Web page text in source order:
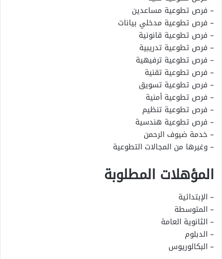
– فرص تطوعية مساعدين
– فرص تطوعية مدخلي بيانات
– فرص تطوعية قانونية
– فرص تطوعية تدريبية
– فرص تطوعية ترفيهية
– فرص تطوعية تقنية
– فرص تطوعية تسويق
– فرص تطوعية أمنية
– فرص تطوعية تنظيم
– فرص تطوعية هندسية
– خدمة ضيوف الرحمن
– وغيرها من المجالات التطوعية
المؤهلات المطلوبة
– الإبتدائية
– المتوسطة
– الثانوية العامة
– الدبلوم
– البكالوريوس